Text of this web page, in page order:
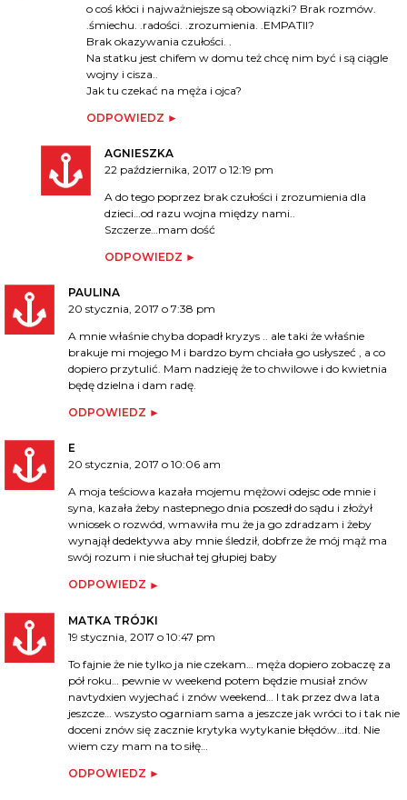
o coś kłóci i najważniejsze są obowiązki? Brak rozmów.
.śmiechu. .radości. .zrozumienia. .EMPATII?
Brak okazywania czułości. .
Na statku jest chifem w domu też chcę nim być i są ciągle
wojny i cisza..
Jak tu czekać na męża i ojca?
ODPOWIEDZ
AGNIESZKA
22 października, 2017 o 12:19 pm
A do tego poprzez brak czułości i zrozumienia dla
dzieci…od razu wojna między nami..
Szczerze…mam dość
ODPOWIEDZ
PAULINA
20 stycznia, 2017 o 7:38 pm
A mnie właśnie chyba dopadł kryzys .. ale taki że właśnie
brakuje mi mojego M i bardzo bym chciała go usłyszeć , a co
dopiero przytulić. Mam nadzieję że to chwilowe i do kwietnia
będę dzielna i dam radę.
ODPOWIEDZ
E
20 stycznia, 2017 o 10:06 am
A moja teściowa kazała mojemu mężowi odejsc ode mnie i
syna, kazała żeby nastepnego dnia poszedł do sądu i złożył
wniosek o rozwód, wmawiła mu że ja go zdradzam i żeby
wynajął dedektywa aby mnie śledził, dobfrze że mój mąż ma
swój rozum i nie słuchał tej głupiej baby
ODPOWIEDZ
MATKA TRÓJKI
19 stycznia, 2017 o 10:47 pm
To fajnie że nie tylko ja nie czekam… męża dopiero zobaczę za
pół roku… pewnie w weekend potem będzie musiał znów
navtydxien wyjechać i znów weekend… I tak przez dwa lata
jeszcze… wszysto ogarniam sama a jeszcze jak wróci to i tak nie
doceni znów się zacznie krytyka wytykanie błędów…itd. Nie
wiem czy mam na to siłę…
ODPOWIEDZ